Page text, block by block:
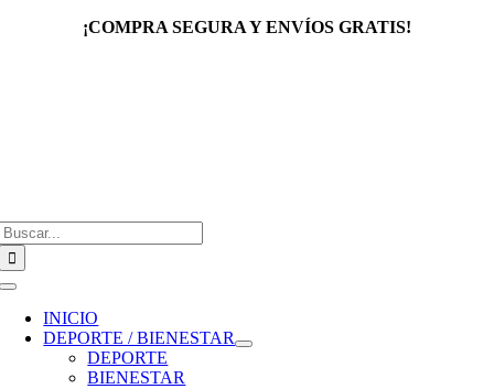
¡COMPRA SEGURA Y ENVÍOS GRATIS!
Toggle
Navigation
INICIO
DEPORTE / BIENESTAR
DEPORTE
BIENESTAR